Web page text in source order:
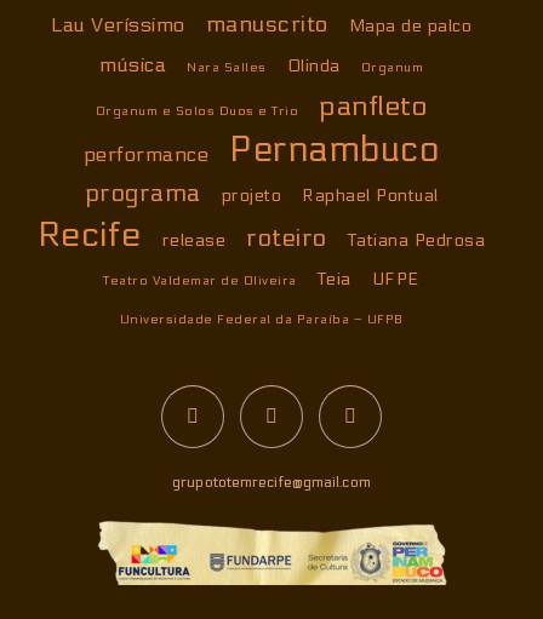
Lau Veríssimo manuscrito Mapa de palco
música Nara Salles Olinda Organum
Organum e Solos Duos e Trio panfleto
performance Pernambuco
programa projeto Raphael Pontual
Recife release roteiro Tatiana Pedrosa
Teatro Valdemar de Oliveira Teia UFPE
Universidade Federal da Paraíba – UFPB
grupototemrecife@gmail.com